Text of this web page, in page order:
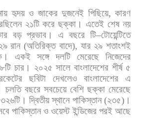
হৃদয় ও জাকের দুজনেই পিছিয়ে,কারণ
২১টি করে ছক্কা। এতেই শেষ নয়
বড় প্রভাব। এ বছরে টি–টোয়েন্টিতে
রান(অতিরিক্ত বাদে), যার ২৯ শতাংশই
একই সঙ্গে দলটি মেরেছে
নিজেদের
চার। ২০২৫ সালে বাংলাদেশের শীর্ষ ৫
ছবিটা দেখলেও বাংলাদেশের
এ
চলতি বছরে সবচেয়ে বেশি ছক্কা মেরেছে
৩২৬টি। দ্বিতীয় স্থানে পাকিস্তান(২৩৫) ।
পাকিস্তান ও ওয়েস্ট ইন্ডিজের পরই আছে